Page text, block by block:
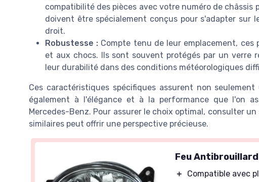
compatibilité des pièces avec votre numéro de
doivent être spécialement conçus pour s'adapter sur
droit.
Robustesse : Compte tenu de leur emplacement,
et aux chocs. Ils sont souvent protégés par un
leur durabilité dans des conditions météorologiques
Ces caractéristiques spécifiques assurent non
également à l'élégance et à la performance que l'on
Mercedes-Benz. Pour assurer le choix optimal, consulter
similaires peut offrir une perspective précieuse.
Feu
＋
Compatible avec